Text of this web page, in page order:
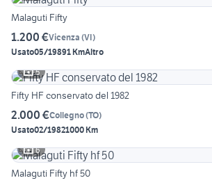
Malaguti Fifty
1.200 €Vicenza (VI)
Usato05/19891 KmAltro
5
Fifty HF conservato del 1982
2.000 €Collegno(TO)
Usato02/19821000 Km
6
Malaguti Fifty hf 50